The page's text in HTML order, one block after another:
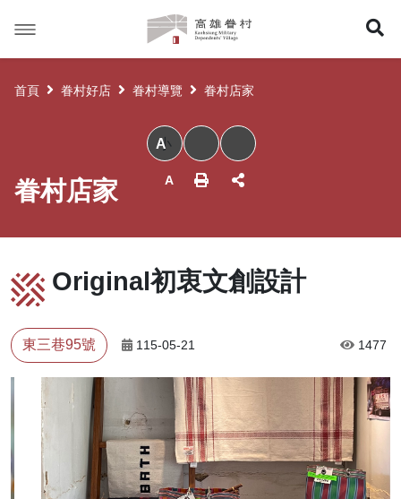
高
雄
眷
首頁 眷村好店 眷村導覽 眷村店家
小
眷村店家
Original初衷文創設計
東三巷95號 115-05-21 1477